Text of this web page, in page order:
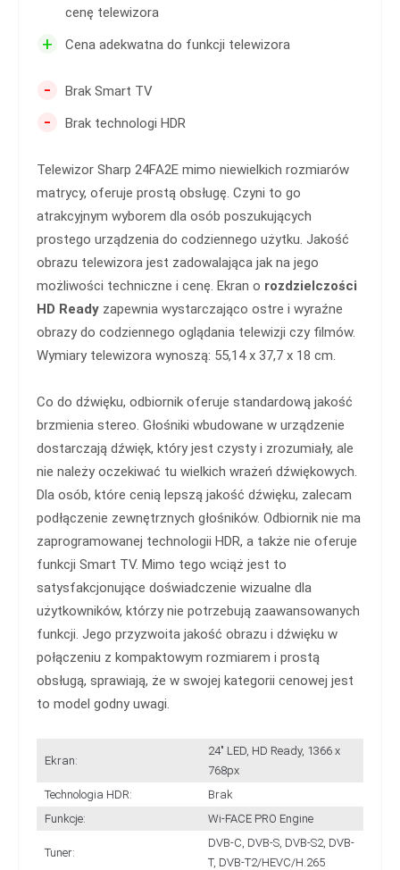
cenę telewizora
+ Cena adekwatna do funkcji telewizora
- Brak Smart TV
- Brak technologi HDR
Telewizor Sharp 24FA2E mimo niewielkich rozmiarów
matrycy, oferuje prostą obsługę. Czyni to go
atrakcyjnym wyborem dla osób poszukujących
prostego urządzenia do codziennego użytku. Jakość
obrazu telewizora jest zadowalająca jak na jego
możliwości techniczne i cenę. Ekran o rozdzielczości
HD Ready zapewnia wystarczająco ostre i wyraźne
obrazy do codziennego oglądania telewizji czy filmów.
Wymiary telewizora wynoszą: 55,14 x 37,7 x 18 cm.
Co do dźwięku, odbiornik oferuje standardową jakość
brzmienia stereo. Głośniki wbudowane w urządzenie
dostarczają dźwięk, który jest czysty i zrozumiały, ale
nie należy oczekiwać tu wielkich wrażeń dźwiękowych.
Dla osób, które cenią lepszą jakość dźwięku, zalecam
podłączenie zewnętrznych głośników. Odbiornik nie ma
zaprogramowanej technologii HDR, a także nie oferuje
funkcji Smart TV. Mimo tego wciąż jest to
satysfakcjonujące doświadczenie wizualne dla
użytkowników, którzy nie potrzebują zaawansowanych
funkcji. Jego przyzwoita jakość obrazu i dźwięku w
połączeniu z kompaktowym rozmiarem i prostą
obsługą, sprawiają, że w swojej kategorii cenowej jest
to model godny uwagi.
Ekran:
24" LED, HD Ready, 1366 x
768px
Technologia HDR:
Brak
Funkcje:
Wi-FACE PRO Engine
Tuner:
DVB-C, DVB-S, DVB-S2, DVB-
T, DVB-T2/HEVC/H.265